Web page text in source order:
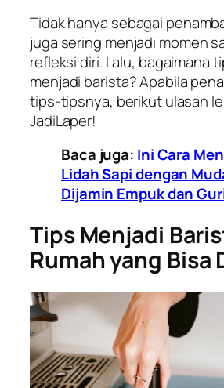
Tidak hanya sebagai
juga sering menjadi momen
refleksi diri. Lalu, bagaimana
menjadi barista? Apabila
tips-tipsnya, berikut ulasan
JadiLaper!
Baca juga: Ini Cara
Lidah Sapi dengan
Dijamin Empuk dan
Tips Menjadi
Rumah yang Bisa